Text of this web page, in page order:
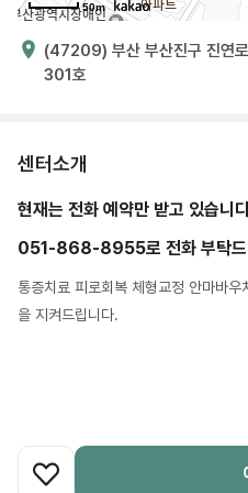
50m
(47209) 부산 부산진구 진연
301호
센터소개
현재는 전화 예약만 받고 있습니
051-868-8955로 전화 부탁드
통증치료 피로회복 체형교정 안마바
을 지켜드립니다.